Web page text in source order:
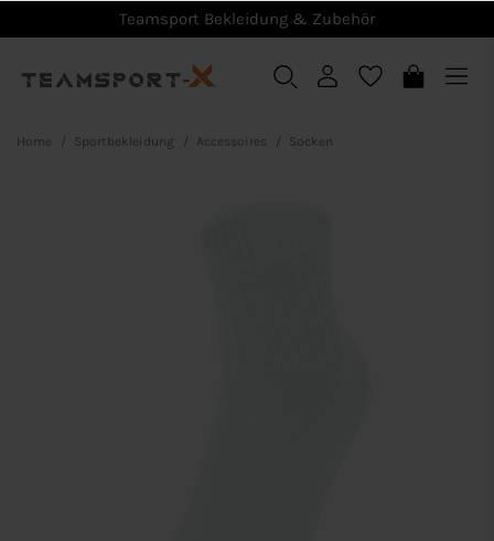
Teamsport Bekleidung & Zubehör
Home Sportbekleidung Accessoires Socken